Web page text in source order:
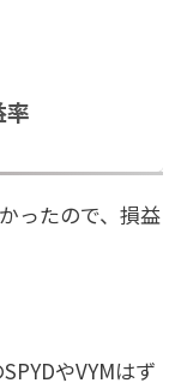
率
ったので、損益
やVYMはず